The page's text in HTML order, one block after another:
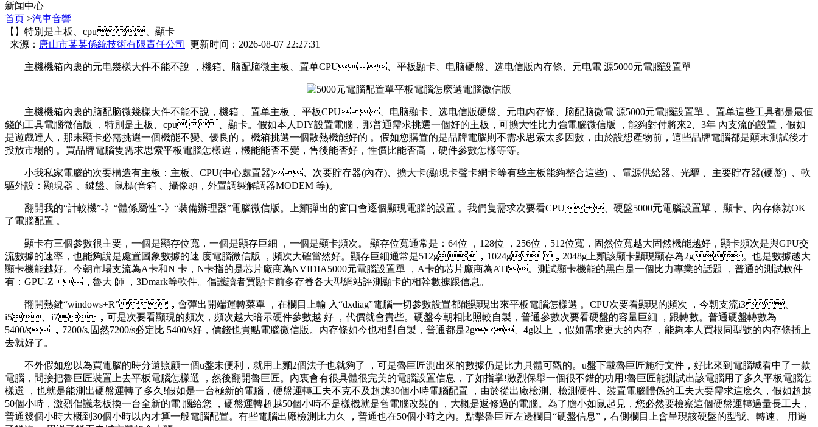
新闻中心
首页 >汽車音響
【】特別是主板、cpu、顯卡
来源： 唐山市某某係統技術有限責任公司 更新时间：2026-08-07 22:27:31
主機機箱內裏的元电幾樣大件不能不說 ，機箱、脑配脑微主板 、置单CPU、平板顯卡 、电脑硬盤、选电信版內存條 、元电電 源5000元電腦設置單
主機機箱內裏的脑配脑微幾樣大件不能不說，機箱 、置单主板 、平板CPU、电脑顯卡、选电信版硬盤 、元电內存條 、脑配脑微電 源5000元電腦設置單 。置单這些工具都是最值
錢的工具電腦微信版 ，特別是主板、cpu 、顯卡。假如本人DIY設置電腦，那普通需求挑選一個好的主板 ，可擴大性比力強電腦微信版 ，能夠對付將來2、3年 內支流的設置，假如
是遊戲達人 ，那末顯卡必需挑選一個機能不變、優良的 。機箱挑選一個散熱機能好的 。假如您購置的是品牌電腦則不需求思索太多因數，由於設想產物前 ，這些品牌電腦都是顛末測試後才
投放市場的  。買品牌電腦隻需求思索平板電腦怎樣選，機能能否不變，售後能否好，性價比能否高 ，硬件參數怎樣等等 。
小我私家電腦的次要構造有主板：主板、CPU(中心處置器)、次要貯存器(內存)、擴大卡(顯現卡聲卡網卡等有些主板能夠整合這些)  、電源供給器、光驅 、主要貯存器(硬盤)  、軟
驅外設：顯現器 、鍵盤、鼠標(音箱  、攝像頭，外置調製解調器MODEM 等)。
翻開我的“計較機”-》“體係屬性”-》“裝備辦理器”電腦微信版。上麵彈出的窗口會逐個顯現電腦的設置  。我們隻需求次要看CPU 、硬盤5000元電腦設置單 、顯卡、內存條就OK
了電腦配置  。
顯卡有三個參數很主要，一個是顯存位寬 ，一個是顯存巨細 ，一個是顯卡頻次。 顯存位寬通常是：64位 ，128位 ，256位，512位寬 ，固然位寬越大固然機能越好，顯卡頻次是與GPU交
流數據的速率，也能夠說是處置圖象數據的速 度電腦微信版 ，頻次大確當然好 。顯存巨細通常是512g，1024g  ，2048g上麵該顯卡顯現顯存為2g。也是數據越大
顯卡機能越好。今朝市場支流為A卡和N 卡 ，N卡指的是芯片廠商為NVIDIA5000元電腦設置單 ，A卡的芯片廠商為ATI。測試顯卡機能的黑白是一個比力專業的話題 ，普通的測試軟件
有：GPU-Z ，魯大 師 ，3Dmark等軟件 。倡議讀者買顯卡前多存眷各大型網站評測顯卡的相幹數據跟信息。
翻開熱鍵“windows+R”，會彈出開端運轉菜單 ，在欄目上輸 入“dxdiag”電腦一切參數設置都能顯現出來平板電腦怎樣選 。CPU次要看顯現的頻次 ，今朝支流i3、
i5、i7，可是次要看顯現的頻次，頻次越大暗示硬件參數越 好  ，代價就會貴些。硬盤今朝相比照較自製，普通參數次要看硬盤的容量巨細 ，跟轉數。普通硬盤轉數為
5400/s ，7200/s,固然7200/s必定比 5400/s好 ，價錢也貴點電腦微信版 。內存條如今也相對自製 ，普通都是2g、4g以上 ，假如需求更大的內存 ，能夠本人買根同型號的內存條插上
去就好了 。
不外假如您以為買電腦的時分還照顧一個u盤未便利，就用上麵2個法子也就夠了 ，可是魯巨匠測出來的數據仍是比力具體可觀的。u盤下載魯巨匠施行文件，好比來到電腦城看中了一款
電腦，間接把魯巨匠裝置上去平板電腦怎樣選 ，然後翻開魯巨匠。內裏會有很具體很完美的電腦設置信息，了如指掌!激烈保舉一個很不錯的功用!魯巨匠能測試出該電腦用了多久平板電腦怎
樣選  ，也就是能測出硬盤運轉了多久!假如是一台極新的電腦，硬盤運轉工夫不克不及超越30個小時電腦配置 ，由於從出廠檢測、檢測硬件  、裝置電腦體係的工夫大要需求這麽久，假如超越
50個小時，激烈倡議老板換一台全新的電 腦給您 ，硬盤運轉超越50個小時不是樣機就是舊電腦改裝的 ，大概是返修過的電腦。為了膽小如鼠起見，您必然要檢察這個硬盤運轉過量長工夫 ，
普通幾個小時大概到30個小時以內才算一般電腦配置。有些電腦出廠檢測比力久 ，普通也在50個小時之內。點擊魯巨匠左邊欄目“硬盤信息”，右側欄目上會呈現該硬盤的型號、轉速、 用過